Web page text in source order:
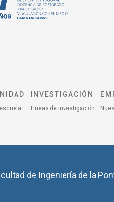
INVESTIGACIÓN
Lineas de investigación
de Ingeniería de la